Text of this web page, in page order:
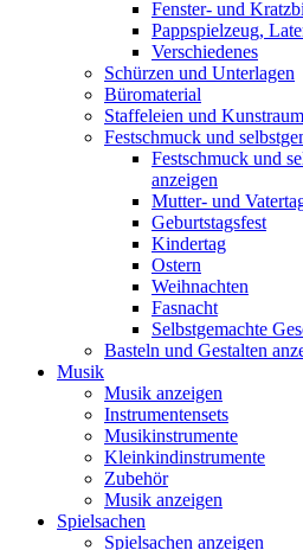
Fenster- und
Pappspielzeug,
Verschiedenes
Schürzen und Unterlagen
Büromaterial
Staffeleien und
Festschmuck und
Festschmuck und
anzeigen
Mutter- und
Geburtstagsfest
Kindertag
Ostern
Weihnachten
Fasnacht
Selbstgemachte
Basteln und Gestalten
Musik
Musik anzeigen
Instrumentensets
Musikinstrumente
Kleinkindinstrumente
Zubehör
Musik anzeigen
Spielsachen
Spielsachen anzeigen